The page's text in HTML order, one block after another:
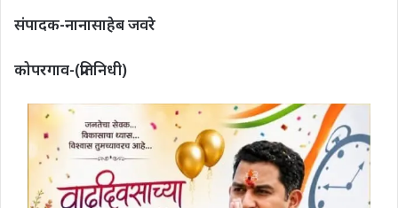
संपादक-नानासाहेब जवरे
कोपरगाव-(प्रतिनिधी)